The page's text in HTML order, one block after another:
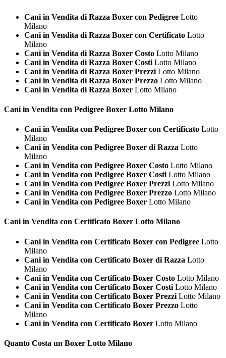
Cani in Vendita di Razza Boxer con Pedigree Lotto
Milano
Cani in Vendita di Razza Boxer con Certificato Lotto
Milano
Cani in Vendita di Razza Boxer Costo Lotto Milano
Cani in Vendita di Razza Boxer Costi Lotto Milano
Cani in Vendita di Razza Boxer Prezzi Lotto Milano
Cani in Vendita di Razza Boxer Prezzo Lotto Milano
Cani in Vendita di Razza Boxer Lotto Milano
Cani in Vendita con Pedigree Boxer Lotto Milano
Cani in Vendita con Pedigree Boxer con Certificato Lotto
Milano
Cani in Vendita con Pedigree Boxer di Razza Lotto
Milano
Cani in Vendita con Pedigree Boxer Costo Lotto Milano
Cani in Vendita con Pedigree Boxer Costi Lotto Milano
Cani in Vendita con Pedigree Boxer Prezzi Lotto Milano
Cani in Vendita con Pedigree Boxer Prezzo Lotto Milano
Cani in Vendita con Pedigree Boxer Lotto Milano
Cani in Vendita con Certificato Boxer Lotto Milano
Cani in Vendita con Certificato Boxer con Pedigree Lotto
Milano
Cani in Vendita con Certificato Boxer di Razza Lotto
Milano
Cani in Vendita con Certificato Boxer Costo Lotto Milano
Cani in Vendita con Certificato Boxer Costi Lotto Milano
Cani in Vendita con Certificato Boxer Prezzi Lotto Milano
Cani in Vendita con Certificato Boxer Prezzo Lotto
Milano
Cani in Vendita con Certificato Boxer Lotto Milano
Quanto Costa un Boxer Lotto Milano